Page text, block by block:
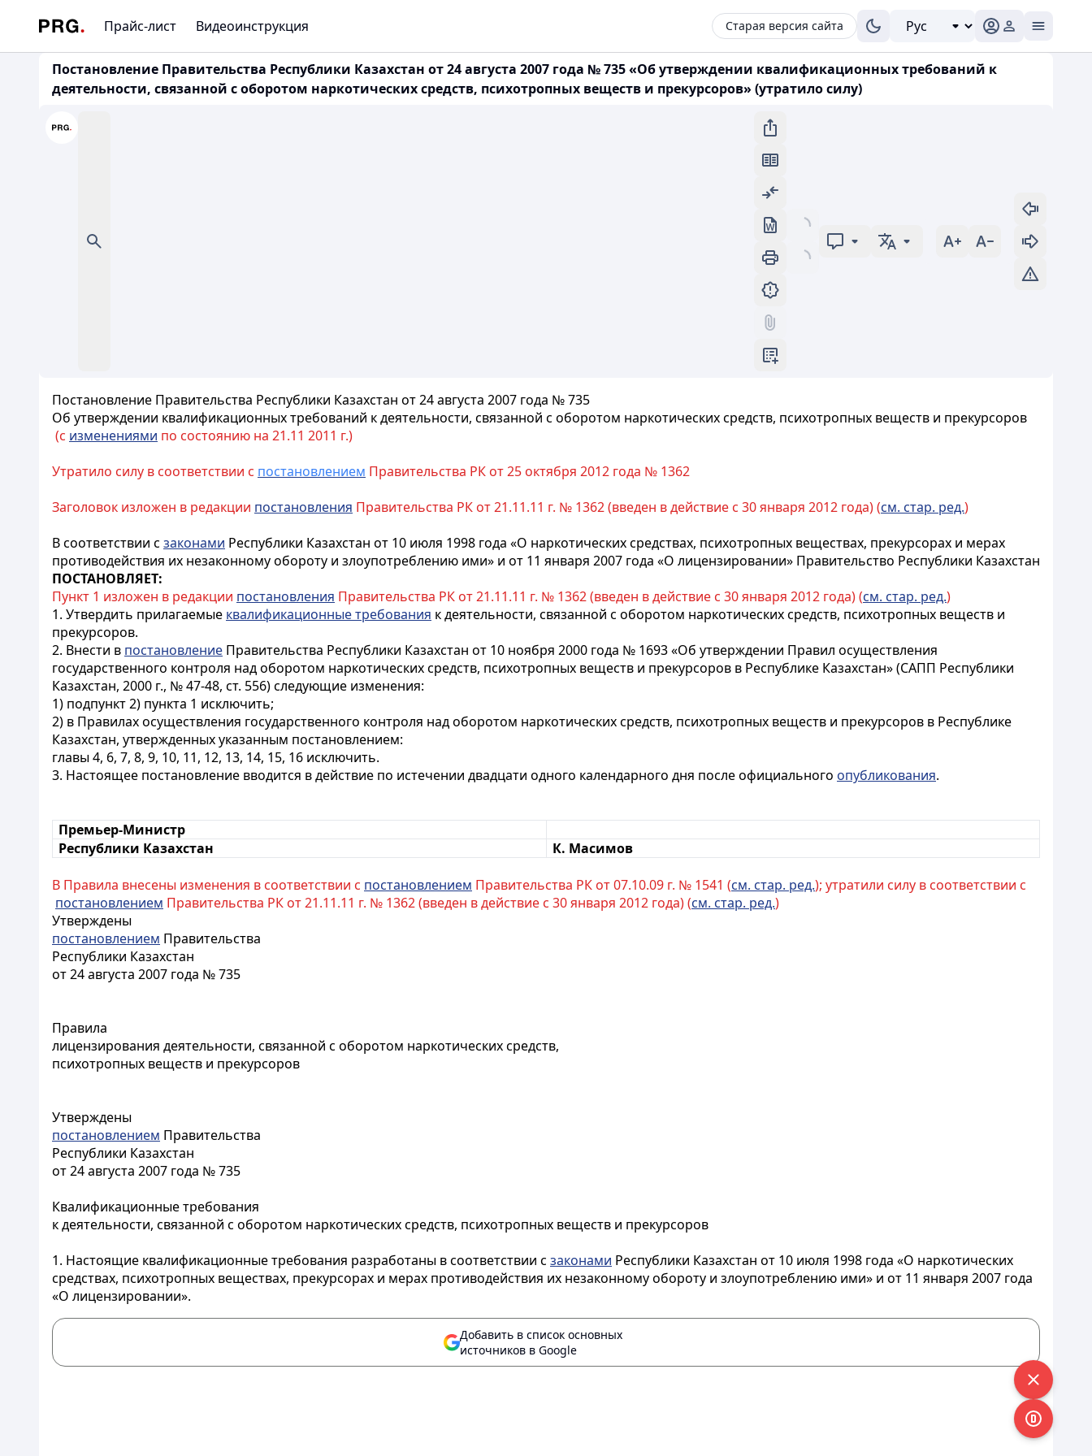
Прайс-лист Видеоинструкция Старая версия сайта
Постановление Правительства Республики Казахстан от 24 августа 2007 года № 735 «Об утверждении квалификационных требований к
деятельности, связанной с оборотом наркотических средств, психотропных веществ и прекурсоров» (утратило силу)
Постановление Правительства Республики Казахстан от 24 августа 2007 года № 735
Об утверждении квалификационных требований к деятельности, связанной с оборотом наркотических средств, психотропных веществ и прекурсоров
(с изменениями по состоянию на 21.11 2011 г.)
Утратило силу в соответствии с постановлением Правительства РК от 25 октября 2012 года № 1362
Заголовок изложен в редакции постановления Правительства РК от 21.11.11 г. № 1362 (введен в действие с 30 января 2012 года) (см. стар. ред.)
В соответствии с законами Республики Казахстан от 10 июля 1998 года «О наркотических средствах, психотропных веществах, прекурсорах и мерах
противодействия их незаконному обороту и злоупотреблению ими» и от 11 января 2007 года «О лицензировании» Правительство Республики Казахстан
ПОСТАНОВЛЯЕТ:
Пункт 1 изложен в редакции постановления Правительства РК от 21.11.11 г. № 1362 (введен в действие с 30 января 2012 года) (см. стар. ред.)
1. Утвердить прилагаемые квалификационные требования к деятельности, связанной с оборотом наркотических средств, психотропных веществ и
прекурсоров.
2. Внести в постановление Правительства Республики Казахстан от 10 ноября 2000 года № 1693 «Об утверждении Правил осуществления
государственного контроля над оборотом наркотических средств, психотропных веществ и прекурсоров в Республике Казахстан» (САПП Республики
Казахстан, 2000 г., № 47-48, ст. 556) следующие изменения:
1) подпункт 2) пункта 1 исключить;
2) в Правилах осуществления государственного контроля над оборотом наркотических средств, психотропных веществ и прекурсоров в Республике
Казахстан, утвержденных указанным постановлением:
главы 4, 6, 7, 8, 9, 10, 11, 12, 13, 14, 15, 16 исключить.
3. Настоящее постановление вводится в действие по истечении двадцати одного календарного дня после официального опубликования.
Премьер-Министр
Республики Казахстан
К. Масимов
В Правила внесены изменения в соответствии с постановлением Правительства РК от 07.10.09 г. № 1541 (см. стар. ред.); утратили силу в соответствии с
постановлением Правительства РК от 21.11.11 г. № 1362 (введен в действие с 30 января 2012 года) (см. стар. ред.)
Утверждены
постановлением Правительства
Республики Казахстан
от 24 августа 2007 года № 735
Правила
лицензирования деятельности, связанной с оборотом наркотических средств,
психотропных веществ и прекурсоров
Утверждены
постановлением Правительства
Республики Казахстан
от 24 августа 2007 года № 735
Квалификационные требования
к деятельности, связанной с оборотом наркотических средств, психотропных веществ и прекурсоров
1. Настоящие квалификационные требования разработаны в соответствии с законами Республики Казахстан от 10 июля 1998 года «О наркотических
средствах, психотропных веществах, прекурсорах и мерах противодействия их незаконному обороту и злоупотреблению ими» и от 11 января 2007 года
«О лицензировании».
Добавить в список основных
источников в Google